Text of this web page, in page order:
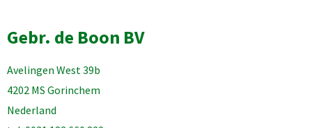
Gebr. de Boon BV
Avelingen West 39b
4202 MS Gorinchem
Nederland